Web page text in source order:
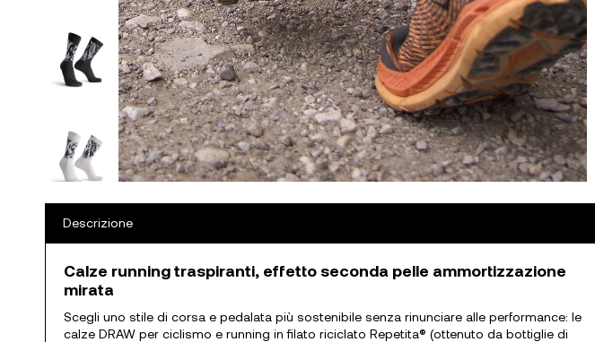
Descrizione
Calze running traspiranti, effetto seconda pelle ammortizzazione
mirata
Scegli uno stile di corsa e pedalata più sostenibile senza rinunciare alle performance: le
calze DRAW per ciclismo e running in filato riciclato Repetita® (ottenuto da bottiglie di